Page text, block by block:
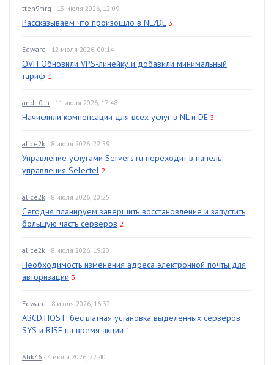
tten9mrg · 13 июля 2026, 12:09
Рассказываем что произошло в NL/DE 3
Edward · 12 июля 2026, 00:14
OVH Обновили VPS-линейку и добавили минимальный
тариф 1
andr-0-n · 11 июля 2026, 17:48
Начислили компенсации для всех услуг в NL и DE 3
alice2k · 8 июля 2026, 22:59
Управление услугами Servers.ru переходит в панель
управления Selectel 2
alice2k · 8 июля 2026, 20:25
Сегодня планируем завершить восстановление и запустить
большую часть серверов 2
alice2k · 8 июля 2026, 19:20
Необходимость изменения адреса электронной почты для
авторизации 3
Edward · 8 июля 2026, 16:32
ABCD.HOST: бесплатная установка выделенных серверов
SYS и RISE на время акции 1
Alik46 · 4 июля 2026, 22:40